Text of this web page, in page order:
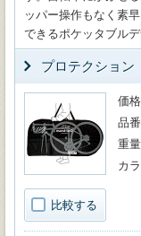
ッパー操作もなく素
できるポケッタブル
プロテクション
比較する
価格
品番
重量
カ